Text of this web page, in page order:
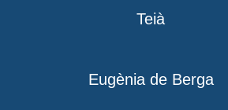
Teià
Eugènia de Berga